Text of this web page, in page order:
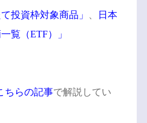
投資枠対象商品」
日本
覧（ETF）」
ちらの記事で解説してい